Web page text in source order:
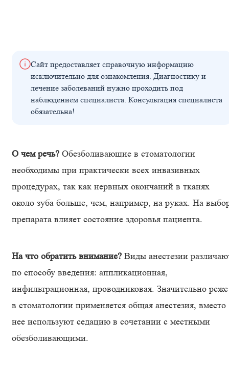
Сайт предоставляет справочную информацию
исключительно для ознакомления. Диагностику и
лечение заболеваний нужно проходить под
наблюдением специалиста. Консультация специалиста
обязательна!
О чем речь? Обезболивающие в стоматологии
необходимы при практически всех инвазивных
процедурах, так как нервных окончаний в тканях
около зуба больше, чем, например, на руках. На
препарата влияет состояние здоровья пациента.
На что обратить внимание? Виды анестезии
по способу введения: аппликационная,
инфильтрационная, проводниковая. Значительно реже
в стоматологии применяется общая анестезия, вместо
нее используют седацию в сочетании с местными
обезболивающими.